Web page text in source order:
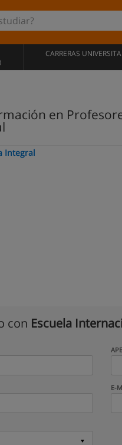
CARRERAS
en
Integral
con Escuela
E-